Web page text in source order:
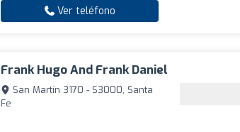
Ver teléfono
Frank Hugo And Frank Daniel
San Martín 3170 - S3000, Santa
Fe